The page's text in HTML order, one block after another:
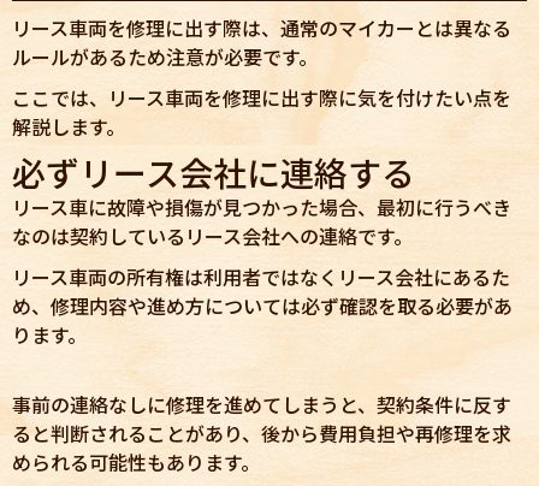
リース車両を修理に出す際は、通常のマイカーとは異なる
ルールがあるため注意が必要です。
ここでは、リース車両を修理に出す際に気を付けたい点を
解説します。
必ずリース会社に連絡する
リース車に故障や損傷が見つかった場合、最初に行うべき
なのは契約しているリース会社への連絡です。
リース車両の所有権は利用者ではなくリース会社にあるた
め、修理内容や進め方については必ず確認を取る必要があ
ります。
事前の連絡なしに修理を進めてしまうと、契約条件に反す
ると判断されることがあり、後から費用負担や再修理を求
められる可能性もあります。